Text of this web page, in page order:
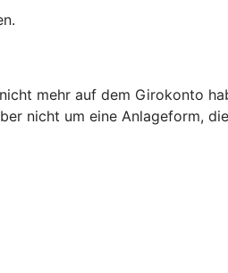
mehr auf dem Girokonto
nicht um eine Anlageform,